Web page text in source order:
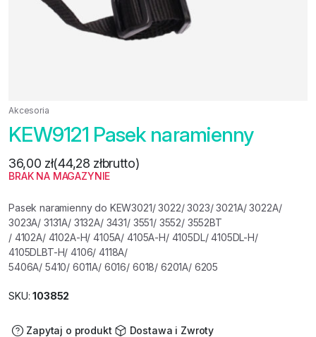
Akcesoria
KEW9121 Pasek naramienny
36,00 zł(44,28 złbrutto)
BRAK NA MAGAZYNIE
Pasek naramienny do KEW3021/ 3022/ 3023/ 3021A/ 3022A/
3023A/ 3131A/ 3132A/ 3431/ 3551/ 3552/ 3552BT
/ 4102A/ 4102A-H/ 4105A/ 4105A-H/ 4105DL/ 4105DL-H/
4105DLBT-H/ 4106/ 4118A/
5406A/ 5410/ 6011A/ 6016/ 6018/ 6201A/ 6205
SKU:103852
Zapytaj o produkt
Dostawa i Zwroty